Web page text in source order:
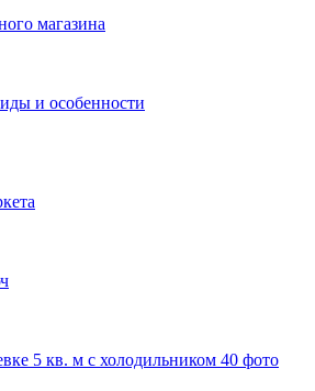
магазина
и особенности
5 кв. м с холодильником 40 фото